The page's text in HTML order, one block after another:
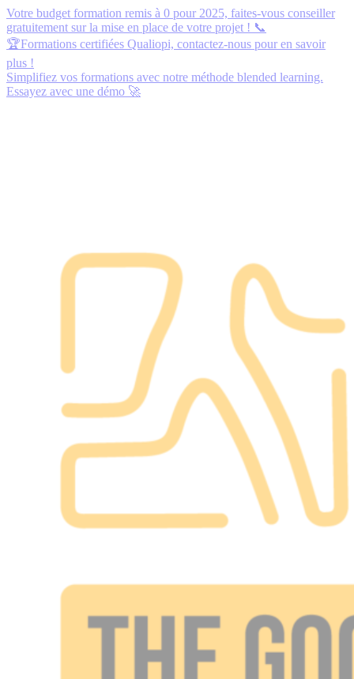
Votre budget formation remis à 0 pour 2025, faites-vous conseiller
gratuitement sur la mise en place de votre projet ! 📞
🏆Formations certifiées Qualiopi, contactez-nous pour en savoir
plus !
Simplifiez vos formations avec notre méthode blended learning.
Essayez avec une démo 🚀